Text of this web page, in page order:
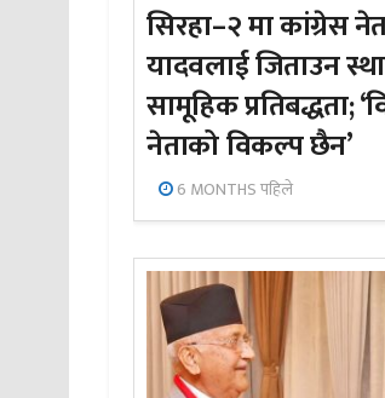
सिरहा–२ मा कांग्रेस
यादवलाई जिताउन
सामूहिक प्रतिबद्धता;
नेताको विकल्प छैन’
6 MONTHS पहिले